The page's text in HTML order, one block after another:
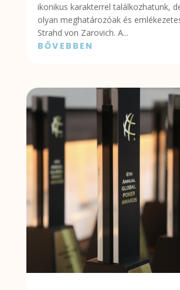
ikonikus karakterrel találkozhatunk,
olyan meghatározóak és
Strahd von Zarovich. A...
BŐVEBBEN